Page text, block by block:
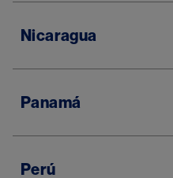
Nicaragua
Panamá
Perú